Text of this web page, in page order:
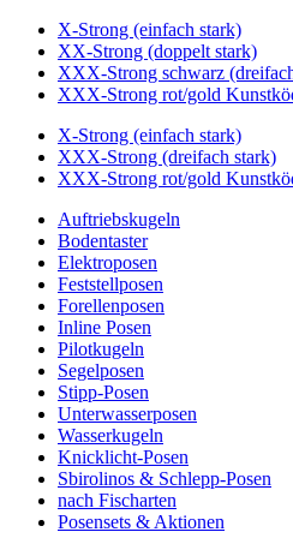
X-Strong (einfach stark)
XX-Strong (doppelt stark)
XXX-Strong schwarz
XXX-Strong rot/gold
X-Strong (einfach stark)
XXX-Strong (dreifach stark)
XXX-Strong rot/gold
Auftriebskugeln
Bodentaster
Elektroposen
Feststellposen
Forellenposen
Inline Posen
Pilotkugeln
Segelposen
Stipp-Posen
Unterwasserposen
Wasserkugeln
Knicklicht-Posen
Sbirolinos & Schlepp-Posen
nach Fischarten
Posensets & Aktionen